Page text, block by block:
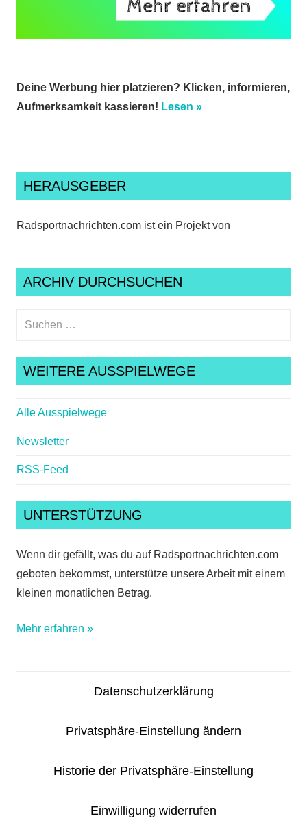
Deine Werbung hier platzieren? Klicken, informieren,
Aufmerksamkeit kassieren! Lesen »
HERAUSGEBER
Radsportnachrichten.com ist ein Projekt von
ARCHIV DURCHSUCHEN
Suchen
WEITERE AUSSPIELWEGE
Alle Ausspielwege
Newsletter
RSS-Feed
UNTERSTÜTZUNG
Wenn dir gefällt, was du auf Radsportnachrichten.com
geboten bekommst, unterstütze unsere Arbeit mit einem
kleinen monatlichen Betrag.
Mehr erfahren »
Datenschutzerklärung
Privatsphäre-Einstellung ändern
Historie der Privatsphäre-Einstellung
Einwilligung widerrufen